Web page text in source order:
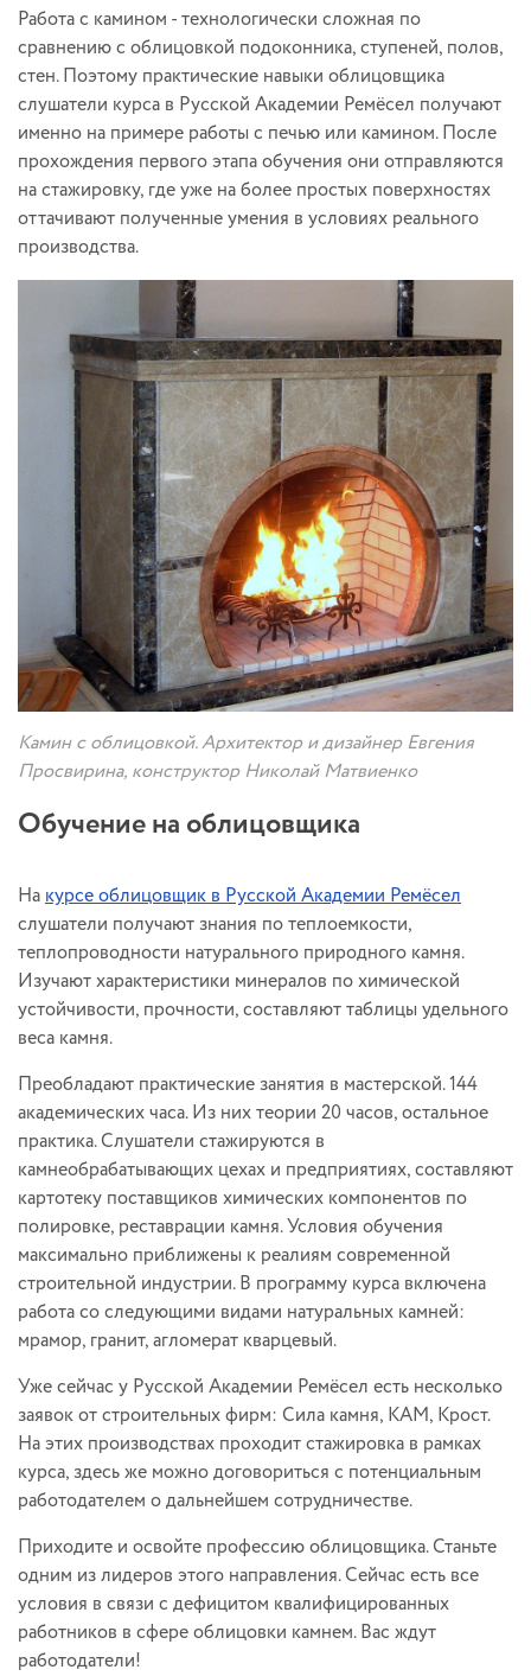
Работа с камином - технологически сложная по
сравнению с облицовкой подоконника, ступеней, полов,
стен. Поэтому практические навыки облицовщика
слушатели курса в Русской Академии Ремёсел получают
именно на примере работы с печью или камином. После
прохождения первого этапа обучения они отправляются
на стажировку, где уже на более простых поверхностях
оттачивают полученные умения в условиях реального
производства.
Камин с облицовкой. Архитектор и дизайнер Евгения
Просвирина, конструктор Николай Матвиенко
Обучение на облицовщика
Накурсе облицовщик в Русской Академии Ремёсел
слушатели получают знания по теплоемкости,
теплопроводности натурального природного камня.
Изучают характеристики минералов по химической
устойчивости, прочности, составляют таблицы удельного
веса камня.
Преобладают практические занятия в мастерской. 144
академических часа. Из них теории 20 часов, остальное
практика. Слушатели стажируются в
камнеобрабатывающих цехах и предприятиях, составляют
картотеку поставщиков химических компонентов по
полировке, реставрации камня. Условия обучения
максимально приближены к реалиям современной
строительной индустрии. В программу курса включена
работа со следующими видами натуральных камней:
мрамор, гранит, агломерат кварцевый.
Уже сейчас у Русской Академии Ремёсел есть несколько
заявок от строительных фирм: Сила камня, КАМ, Крост.
На этих производствах проходит стажировка в рамках
курса, здесь же можно договориться с потенциальным
работодателем о дальнейшем сотрудничестве.
Приходите и освойте профессию облицовщика. Станьте
одним из лидеров этого направления. Сейчас есть все
условия в связи с дефицитом квалифицированных
работников в сфере облицовки камнем. Вас ждут
работодатели!